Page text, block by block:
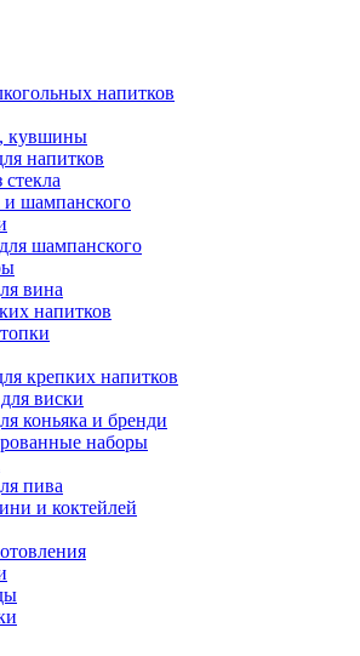
напитков
кувшины
напитков
и шампанского
шампанского
вина
напитков
крепких напитков
виски
коньяка и бренди
наборы
пива
и коктейлей